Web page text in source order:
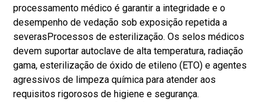
processamento médico é garantir a integridade e o
desempenho de vedação sob exposição repetida a
severasProcessos de esterilização. Os selos médicos
devem suportar autoclave de alta temperatura, radiação
gama, esterilização de óxido de etileno (ETO) e agentes
agressivos de limpeza química para atender aos
requisitos rigorosos de higiene e segurança.